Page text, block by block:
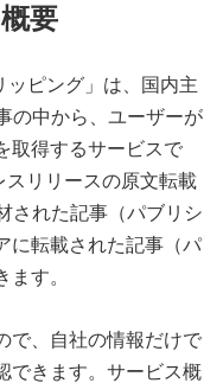
要
ッピング」は、国内主
の中から、ユーザーが
取得するサービスで
リリースの原文転載
された記事（パブリシ
に転載された記事（パ
す。
で、自社の情報だけで
できます。サービス概